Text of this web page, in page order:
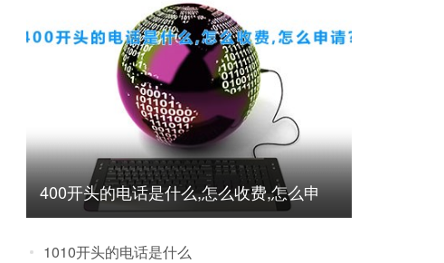
400开头的电话是什么,怎么收费,怎么申
请?
1010开头的电话是什么